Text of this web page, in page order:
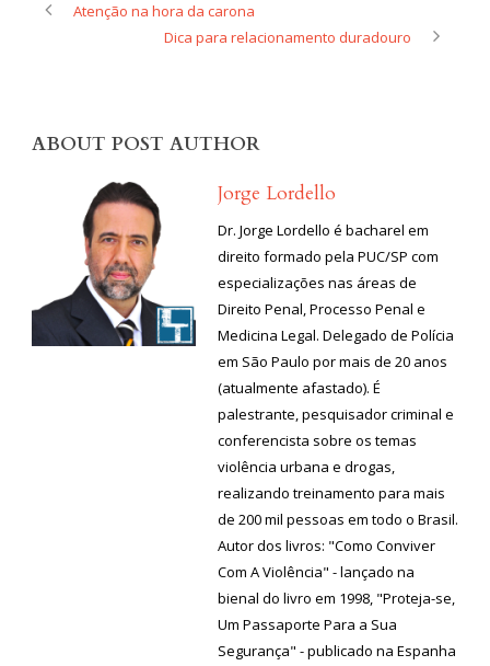
Atenção na hora da carona
Dica para relacionamento duradouro
ABOUT POST AUTHOR
Jorge Lordello
Dr. Jorge Lordello é bacharel em
direito formado pela PUC/SP com
especializações nas áreas de
Direito Penal, Processo Penal e
Medicina Legal. Delegado de Polícia
em São Paulo por mais de 20 anos
(atualmente afastado). É
palestrante, pesquisador criminal e
conferencista sobre os temas
violência urbana e drogas,
realizando treinamento para mais
de 200 mil pessoas em todo o Brasil.
Autor dos livros: "Como Conviver
Com A Violência" - lançado na
bienal do livro em 1998, "Proteja-se,
Um Passaporte Para a Sua
Segurança" - publicado na Espanha